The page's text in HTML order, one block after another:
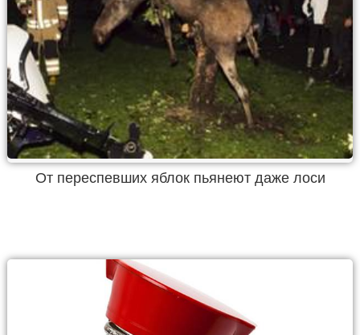
От переспевших яблок пьянеют даже лоси